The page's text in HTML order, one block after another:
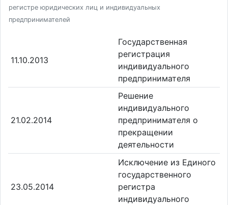
регистре юридических лиц и индивидуальных
предпринимателей
11.10.2013
Государственная
регистрация
индивидуального
предпринимателя
21.02.2014
Решение
индивидуального
предпринимателя о
прекращении
деятельности
23.05.2014
Исключение из Единого
государственного
регистра
индивидуального